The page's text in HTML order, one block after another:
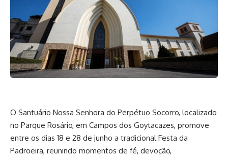
O Santuário Nossa Senhora do Perpétuo Socorro, localizado
no Parque Rosário, em Campos dos Goytacazes, promove
entre os dias 18 e 28 de junho a tradicional Festa da
Padroeira, reunindo momentos de fé, devoção,